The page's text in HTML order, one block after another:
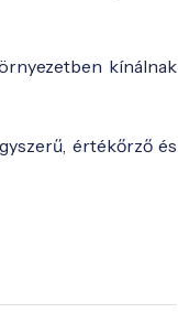
kínálnak
értékőrző és